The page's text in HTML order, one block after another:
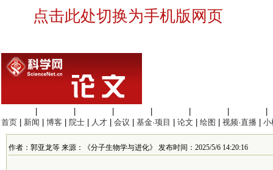
点击此处切换为手机版网页
首页
新闻 博客 院士 人才 会议 基金·项目 论文 绘图 视频·直播 小
作者：郭亚龙等 来源：《分子生物学与进化》 发布时间：2025/5/6 14:20:16